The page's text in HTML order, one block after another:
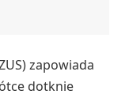
zapowiada
dotknie